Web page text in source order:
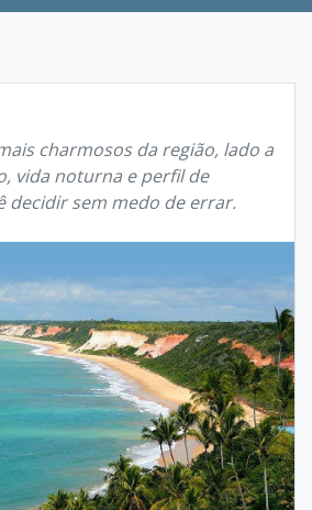
charmosos da região, lado a
vida noturna e perfil de
decidir sem medo de errar.